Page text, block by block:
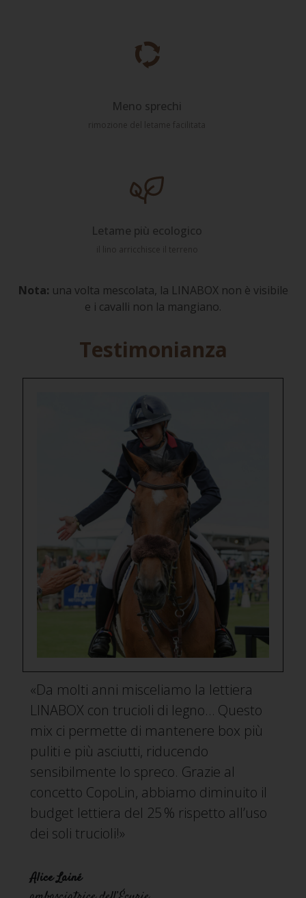
Meno sprechi
rimozione del letame facilitata
Letame più ecologico
il lino arricchisce il terreno
Nota: una volta mescolata, la LINABOX non è visibile
e i cavalli non la mangiano.
Testimonianza
«Da molti anni misceliamo la lettiera
LINABOX con trucioli di legno… Questo
mix ci permette di mantenere box più
puliti e più asciutti, riducendo
sensibilmente lo spreco. Grazie al
concetto CopoLin, abbiamo diminuito il
budget lettiera del 25 % rispetto all’uso
dei soli trucioli!»
Alice Lainé